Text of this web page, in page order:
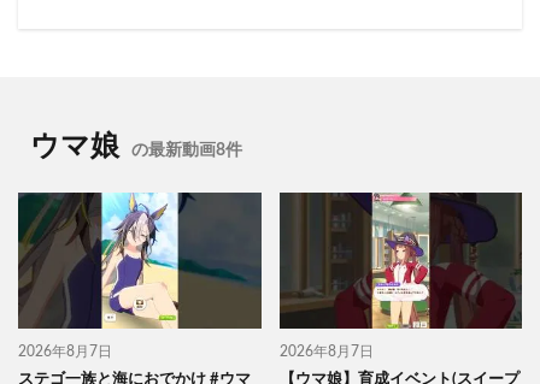
ウマ娘 の最新動画8件
2026年8月7日
ステゴ一族と海におでかけ #ウマ
2026年8月7日
【ウマ娘】育成イベント(スイープ